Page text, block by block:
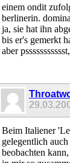
einem ondit
berlinerin.
ja, sie hat ihn
bis er's gemerkt
aber
Beim Italiener
gelegentlich
beobachten